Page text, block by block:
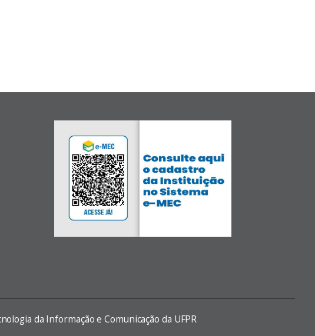
da Informação e Comunicação da UFPR